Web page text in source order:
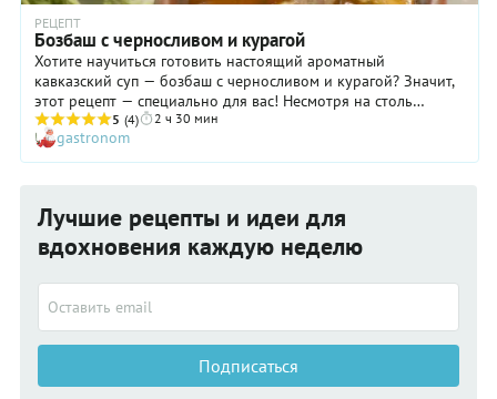
РЕЦЕПТ
Бозбаш с черносливом и курагой
Хотите научиться готовить настоящий ароматный
кавказский суп — бозбаш с черносливом и курагой? Значит,
этот рецепт — специально для вас! Несмотря на столь
необычное, на первый взгляд, сочетание ингредиентов, вкус
этого блюда удивительно гармоничный: сладкие ноты
кураги и легкая, едва ощутимая кислинка чернослива
большом количестве воды на 8–10 часов. Баранину же
берите с жирком. Например, грудинку. А вот картофель —
ингредиент опциональный: иногда его не кладут вовсе или
заменяют печеными каштанами.
5 (4) 2 ч 30 мин
gastronom
Лучшие рецепты и идеи для
вдохновения каждую неделю
Подписаться